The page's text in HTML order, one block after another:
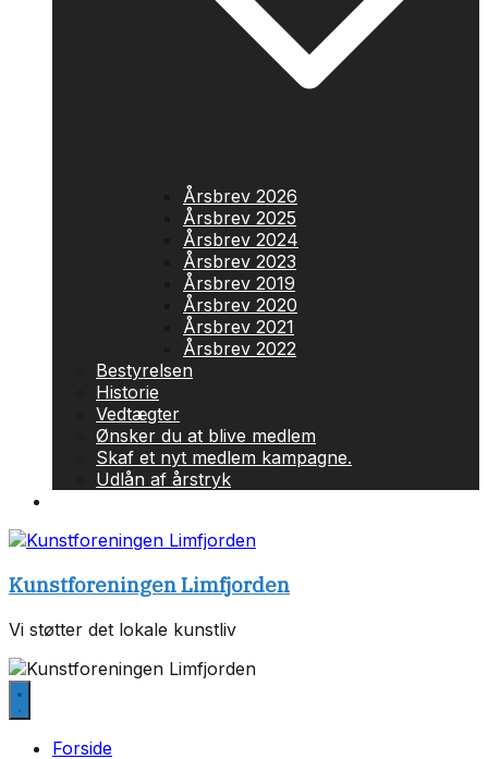
Årsbrev 2026
Årsbrev 2025
Årsbrev 2024
Årsbrev 2023
Årsbrev 2019
Årsbrev 2020
Årsbrev 2021
Årsbrev 2022
Bestyrelsen
Historie
Vedtægter
Ønsker du at blive medlem
Skaf et nyt medlem kampagne.
Udlån af årstryk
Kunstforeningen Limfjorden
Vi støtter det lokale kunstliv
Forside